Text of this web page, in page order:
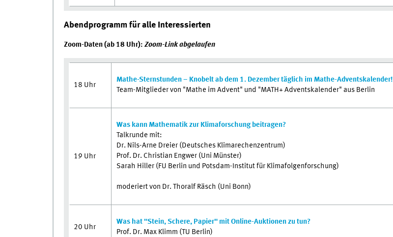
Abendprogramm für alle Interessierten
Zoom-Daten (ab 18 Uhr): Zoom-Link abgelaufen
18 Uhr
Mathe-Sternstunden – Knobelt ab dem 1. Dezember täglich im Mathe-Adventskalender!
Team-Mitglieder von "Mathe im Advent" und "MATH+ Adventskalender" aus Berlin
19 Uhr
Was kann Mathematik zur Klimaforschung beitragen?
Talkrunde mit:
Dr. Nils-Arne Dreier (Deutsches Klimarechenzentrum)
Prof. Dr. Christian Engwer (Uni Münster)
Sarah Hiller (FU Berlin und Potsdam-Institut für Klimafolgenforschung)
moderiert von Dr. Thoralf Räsch (Uni Bonn)
20 Uhr
Was hat "Stein, Schere, Papier" mit Online-Auktionen zu tun?
Prof. Dr. Max Klimm (TU Berlin)